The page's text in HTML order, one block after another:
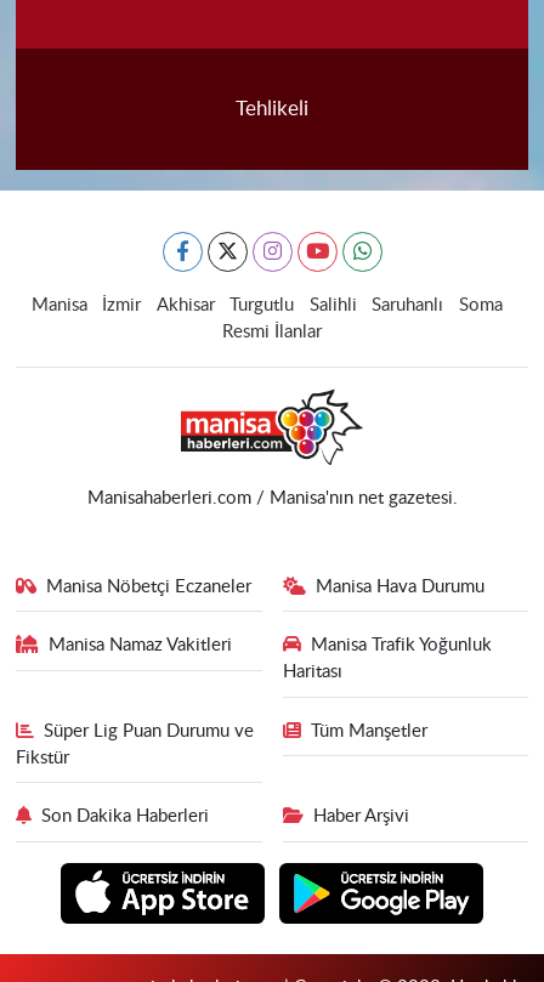
Tehlikeli
Manisa İzmir Akhisar Turgutlu Salihli Saruhanlı
Soma
Resmi İlanlar
Manisahaberleri.com / Manisa'nın net gazetesi.
Manisa Nöbetçi Eczaneler Manisa Hava Durumu
Manisa Namaz Vakitleri
Manisa Trafik Yoğunluk
Haritası
Süper Lig Puan Durumu ve
Fikstür
Tüm Manşetler
Son Dakika Haberleri Haber Arşivi